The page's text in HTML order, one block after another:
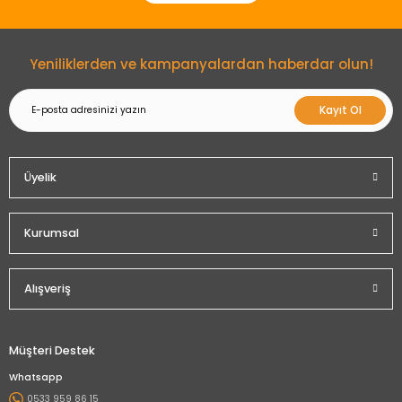
Yeniliklerden ve kampanyalardan haberdar olun!
Kayıt Ol
Üyelik
Kurumsal
Alışveriş
Müşteri Destek
Whatsapp
0533 959 86 15